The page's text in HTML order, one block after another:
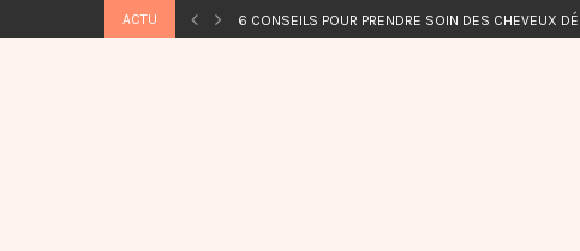
ACTU 6 CONSEILS POUR PRENDRE SOIN DES CHEVEUX